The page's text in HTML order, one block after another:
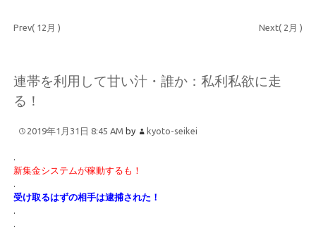
Prev( 12月 ) Next( 2月 )
連帯を利用して甘い汁・誰か：私利私欲に走
る！
2019年1月31日 8:45 AM by kyoto-seikei
.
新集金システムが稼動するも！
.
受け取るはずの相手は逮捕された！
.
.